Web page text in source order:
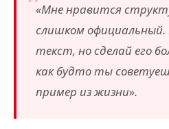
«Мне нравится
слишком
текст, но сделай его
как будто ты
пример из жизни».